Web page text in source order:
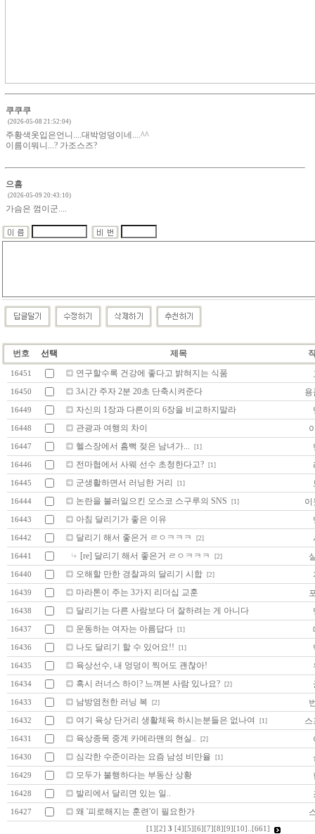
쿠쿠쿠
(2026-05-08 21:52:04)
주황색옷입은언니....대박엉덩이네....^^
이름이뭐니...? 가조스즈?
으흠
(2026-05-09 20:43:10)
가슴은 껌이군....
번호 선택 제목
16451 연구할수록 건강에 좋다고 밝혀지는 식품
16450 3시간 주자 2분 20초 단축시켜준다 용
16449 자신의 1장과 다른이의 6장을 비교하지말라
16448 관광과 여행의 차이
16447 헬스장에서 흠뻑 젖은 남녀가... [1]
16446 전마협에서 사웨 선수 초청한다고? [1]
16445 군생활하면서 러닝한 거리 [1]
16444 논란을 불러일으킨 오스코 스구루의 SNS [1] 이
16443 아침 달리기가 좋은 이유
16442 달리기 해서 좋은거 ㄹㅇㅋㅋㅋ [2]
16441 [re] 달리기 해서 좋은거 ㄹㅇㅋㅋㅋ [2]
16440 오해할 만한 경찰과의 달리기 시합 [2]
16439 마라톤이 주는 3가지 리더십 교훈
16438 달리기는 다른 사람보다 더 잘하려는 게 아니다
16437 운동하는 여자는 아름답다 [1]
16436 나도 달리기 할 수 있어요!! [1]
16435 육상선수, 내 엉덩이 찍어도 괜찮아!
16434 혹시 러너스 하이? 느껴본 사람 있나요? [2]
16433 남방염천한 러닝 복 [2]
16432 여기 육상 단거리 생활체육 하시는분들은 없나여 [1] 스
16431 육상종목 중계 카메라맨의 현실.. [2]
16430 심각한 수준이라는 요즘 남성 비만율 [1]
16429 모두가 불행하다는 부동산 상황
16428 발리에서 달리면 있는 일..
16427 왜 '피로해지는 훈련'이 필요한가
[1] [2] 3 [4] [5] [6] [7] [8] [9] [10] [661]